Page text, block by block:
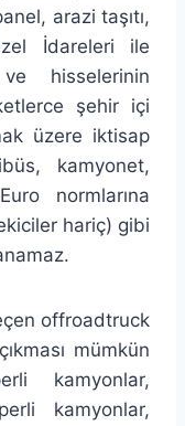
arazi taşıtı,
İdareleri ile
hisselerinin
şehir içi
üzere iktisap
kamyonet,
normlarına
hariç) gibi
offroadtruck
mümkün
kamyonlar,
kamyonlar,